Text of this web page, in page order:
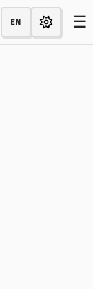
EN ☰